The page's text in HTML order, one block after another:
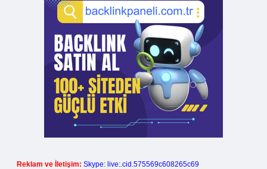
Reklam ve İletişim: Skype: live:.cid.575569c608265c69